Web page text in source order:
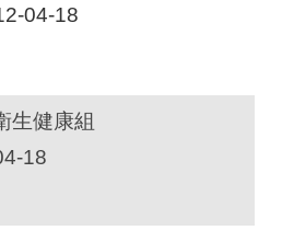
04-18
生健康組
18